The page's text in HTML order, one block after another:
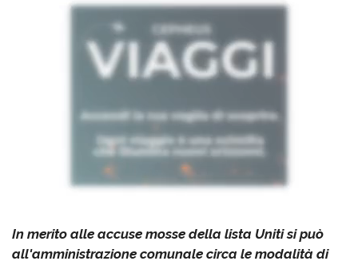
In merito alle accuse mosse della lista Uniti si può
all'amministrazione comunale circa le modalità di